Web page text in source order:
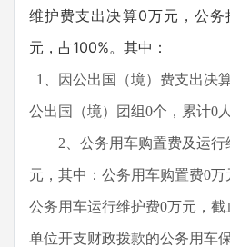
维护费支出决算0万元，公
元，占100%。其中：
1、因公出国（境）费支出决
公出国（境）团组0个，累计0人
2、公务用车购置费及运行
元，其中：公务用车购置费0万
公务用车运行维护费0万元，截
单位开支财政拨款的公务用车